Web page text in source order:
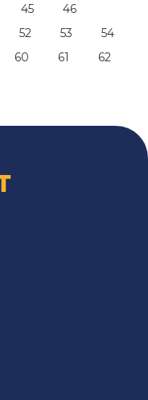
45
46
52 53
54
60 61
62